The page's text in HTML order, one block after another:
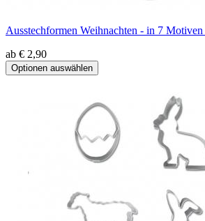
Ausstechformen Weihnachten - in 7
ab € 2,90